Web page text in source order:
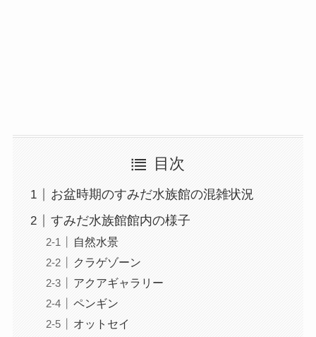
目次
お盆時期のすみだ水族館の混雑状況
すみだ水族館館内の様子
自然水景
クラゲゾーン
アクアギャラリー
ペンギン
オットセイ